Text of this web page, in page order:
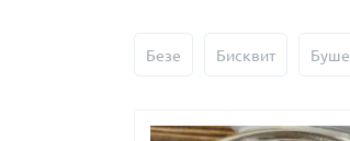
Безе Бисквит Буше